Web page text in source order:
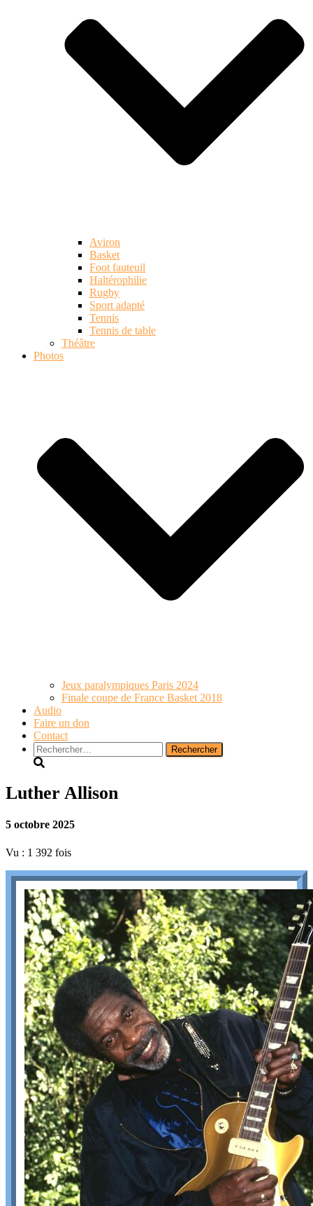
Aviron
Basket
Foot fauteuil
Haltérophilie
Rugby
Sport adapté
Tennis
Tennis de table
Théâtre
Photos
Jeux paralympiques Paris 2024
Finale coupe de France Basket 2018
Audio
Faire un don
Contact
Rechercher :
Luther Allison
5 octobre 2025
Vu : 1 392 fois